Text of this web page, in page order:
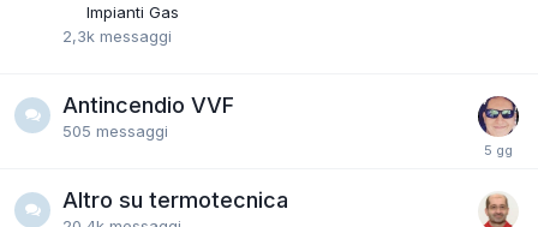
Impianti Gas
2,3k messaggi
Antincendio VVF
505 messaggi
Altro su termotecnica